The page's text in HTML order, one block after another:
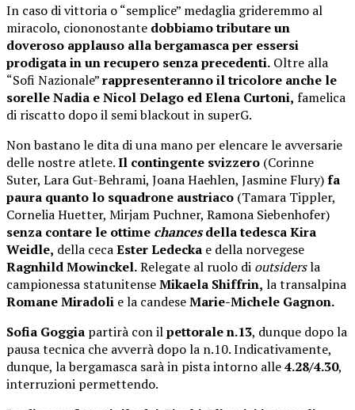
In caso di vittoria o “semplice” medaglia grideremmo al
miracolo, ciononostante dobbiamo tributare un
doveroso applauso alla bergamasca per essersi
prodigata in un recupero senza precedenti. Oltre alla
“Sofi Nazionale”rappresenteranno il tricolore anche le
sorelle Nadia e Nicol Delago ed Elena Curtoni, famelica
di riscatto dopo il semi blackout in superG.
Non bastano le dita di una mano per elencare le avversarie
delle nostre atlete.Il contingente svizzero (Corinne
Suter, Lara Gut-Behrami, Joana Haehlen, Jasmine Flury)fa
paura quanto lo squadrone austriaco (Tamara Tippler,
Cornelia Huetter, Mirjam Puchner, Ramona Siebenhofer)
senza contare le ottime chancesdella tedesca Kira
Weidle, della cecaEster Ledecka e della norvegese
Ragnhild Mowinckel.Relegate al ruolo di outsidersla
campionessa statunitenseMikaela Shiffrin, la transalpina
Romane Miradoli e la candeseMarie-Michele Gagnon.
Sofia Goggia partirà con ilpettorale n.13, dunque dopo la
pausa tecnica che avverrà dopo la n.10. Indicativamente,
dunque, la bergamasca sarà in pista intorno alle4.28/4.30,
interruzioni permettendo.